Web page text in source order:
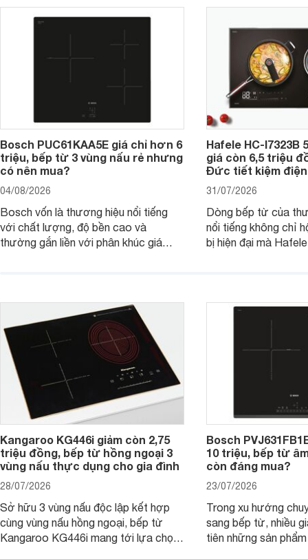
Bosch PUC61KAA5E giá chỉ hơn 6
triệu, bếp từ 3 vùng nấu rẻ nhưng
có nên mua?
04/08/2026
Bosch vốn là thương hiệu nổi tiếng
với chất lượng, độ bền cao và
thường gắn liền với phân khúc giá
đơn vị phân phối với mức giá khá dễ
tiếp cận, thu hút sự quan tâm của
nhiều người tiêu dùng.
Hafele HC-I7323B
giá còn 6,5 triệu
Đức tiết kiệm
31/07/2026
Dòng bếp từ của
nổi tiếng không chỉ
bị hiện đại mà
gia đình.
Kangaroo KG446i giảm còn 2,75
triệu đồng, bếp từ hồng ngoại 3
vùng nấu thực dụng cho gia đình
28/07/2026
Sở hữu 3 vùng nấu độc lập kết hợp
cùng vùng nấu hồng ngoại, bếp từ
Kangaroo KG446i mang tới lựa chọn
Bosch
10 triệu, bếp từ
còn đáng mua?
23/07/2026
Trong xu hướng
sang bếp từ, nhiều
tiên những sản